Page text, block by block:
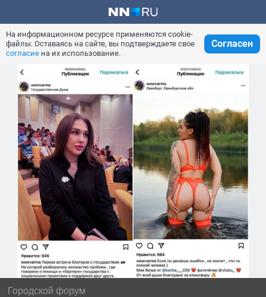
На информационном ресурсе применяются cookie-
файлы. Оставаясь на сайте, вы подтверждаете свое
согласие на их использование.
Согласен
Городской форум